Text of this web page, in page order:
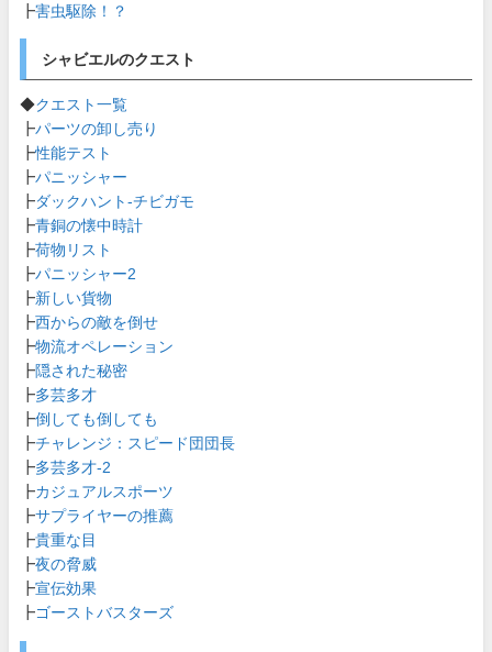
┣害虫駆除！？
シャビエルのクエスト
◆クエスト一覧
┣パーツの卸し売り
┣性能テスト
┣パニッシャー
┣ダックハント-チビガモ
┣青銅の懐中時計
┣荷物リスト
┣パニッシャー2
┣新しい貨物
┣西からの敵を倒せ
┣物流オペレーション
┣隠された秘密
┣多芸多才
┣倒しても倒しても
┣チャレンジ：スピード団団長
┣多芸多才-2
┣カジュアルスポーツ
┣サプライヤーの推薦
┣貴重な目
┣夜の脅威
┣宣伝効果
┣ゴーストバスターズ